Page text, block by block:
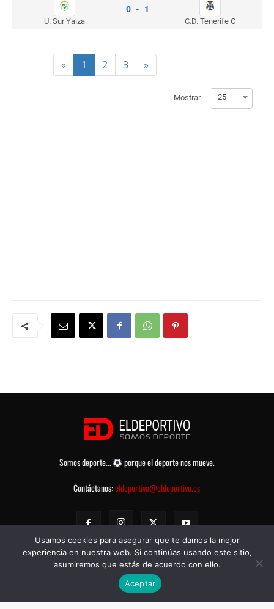
U. Sur Yaiza
0 - 1
C.D. Tenerife C
« 1 2 3 »
Mostrar 25
Somos deporte...
porque el deporte nos mueve.
Contáctanos:eldeportivo@eldeportivo.es
© eldeportivo.es 2008 - 2025 Todos los Derechos Reservados -
Usamos cookies para asegurar que te damos la mejor
experiencia en nuestra web. Si continúas usando este sitio,
asumiremos que estás de acuerdo con ello.
Aceptar